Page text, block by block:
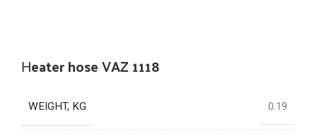
Нeater hose VAZ 1118
WEIGHT, KG 0.19